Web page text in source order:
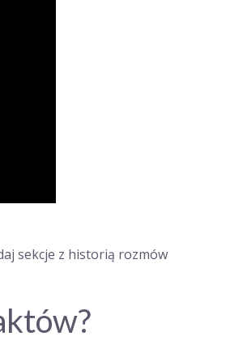
sekcje z historią rozmów